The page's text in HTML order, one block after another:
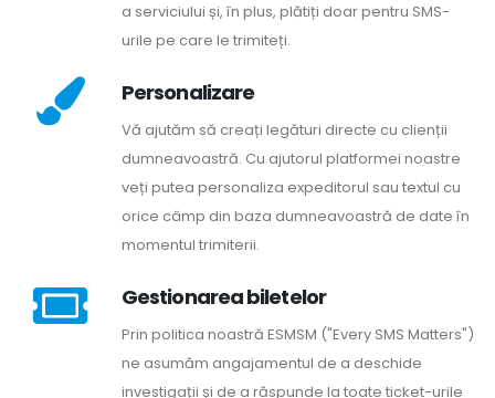
a serviciului și, în plus, plătiți doar pentru SMS-
urile pe care le trimiteți.
Personalizare
Vă ajutăm să creați legături directe cu clienții
dumneavoastră. Cu ajutorul platformei noastre
veți putea personaliza expeditorul sau textul cu
orice câmp din baza dumneavoastră de date în
momentul trimiterii.
Gestionarea biletelor
Prin politica noastră ESMSM ("Every SMS Matters")
ne asumăm angajamentul de a deschide
investigații și de a răspunde la toate ticket-urile